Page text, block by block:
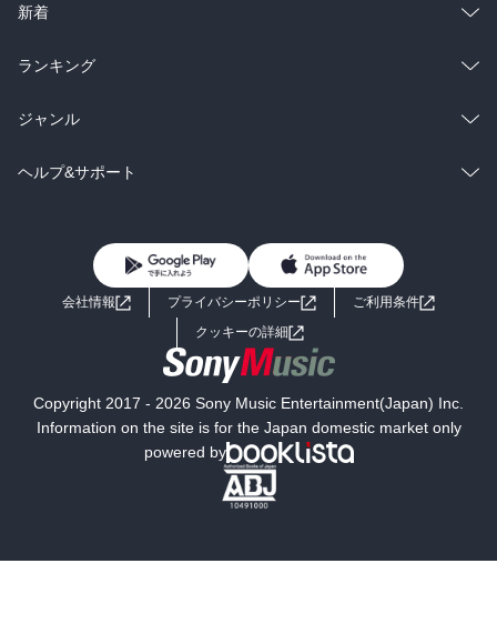
ラノベ
雑誌・グラビア
BL・TL
総合
ラノベ
雑誌・グラビア
BL・TL
新着
総合
ラノベ
雑誌・グラビア
ランキング
総合
ラノベ
ジャンル
コミック
ライトノベル 男子向けラノベ
小説
海外小説
ミステリー SF
文学
ヘルプ&サポート
よくあるご質問 お問い合わせ
会社情報 プライバシーポリシー
ご利用条件
クッキーの詳細
Copyright 2017 - 2026 Sony Music Entertainment(Japan) Inc.
Information on the site is for the Japan domestic market only
powered by